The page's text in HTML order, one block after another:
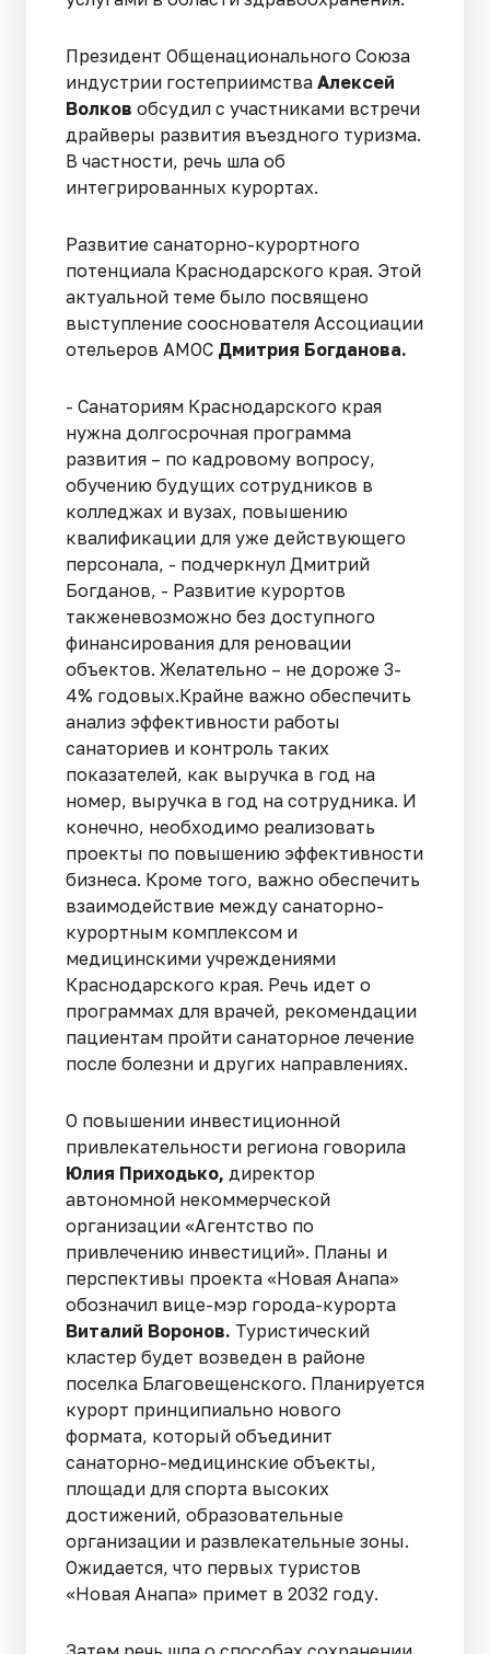
Президент Общенационального Союза
индустрии гостеприимства Алексей
Волков обсудил с участниками встречи
драйверы развития въездного туризма.
В частности, речь шла об
интегрированных курортах.
Развитие санаторно-курортного
потенциала Краснодарского края. Этой
актуальной теме было посвящено
выступление сооснователя Ассоциации
отельеров АМОС Дмитрия Богданова.
- Санаториям Краснодарского края
нужна долгосрочная программа
развития – по кадровому вопросу,
обучению будущих сотрудников в
колледжах и вузах, повышению
квалификации для уже действующего
персонала, - подчеркнул Дмитрий
Богданов, - Развитие курортов
такженевозможно без доступного
финансирования для реновации
объектов. Желательно – не дороже 3-
4% годовых.Крайне важно обеспечить
анализ эффективности работы
санаториев и контроль таких
показателей, как выручка в год на
номер, выручка в год на сотрудника. И
конечно, необходимо реализовать
проекты по повышению эффективности
бизнеса. Кроме того, важно обеспечить
взаимодействие между санаторно-
курортным комплексом и
медицинскими учреждениями
Краснодарского края. Речь идет о
программах для врачей, рекомендации
пациентам пройти санаторное лечение
после болезни и других направлениях.
О повышении инвестиционной
привлекательности региона говорила
Юлия Приходько, директор
автономной некоммерческой
организации «Агентство по
привлечению инвестиций». Планы и
перспективы проекта «Новая Анапа»
обозначил вице-мэр города-курорта
Виталий Воронов. Туристический
кластер будет возведен в районе
поселка Благовещенского. Планируется
курорт принципиально нового
формата, который объединит
санаторно-медицинские объекты,
площади для спорта высоких
достижений, образовательные
организации и развлекательные зоны.
Ожидается, что первых туристов
«Новая Анапа» примет в 2032 году.